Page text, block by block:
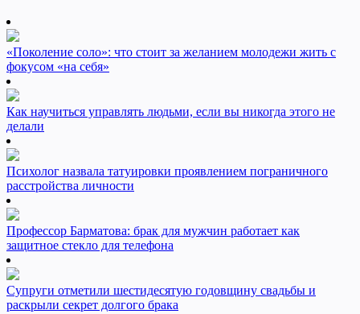
«Поколение соло»: что стоит за желанием молодежи жить с
фокусом «на себя»
Как научиться управлять людьми, если вы никогда этого не
делали
Психолог назвала татуировки проявлением пограничного
расстройства личности
Профессор Барматова: брак для мужчин работает как
защитное стекло для телефона
Супруги отметили шестидесятую годовщину свадьбы и
раскрыли секрет долгого брака